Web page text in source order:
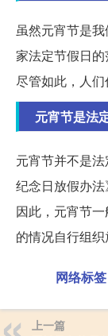
虽然元宵节是
家法定节假日的
尽管如此，人们
元宵节是法
元宵节并不是
纪念日放假办法
因此，元宵节
的情况自行组织
网络标签
上一篇